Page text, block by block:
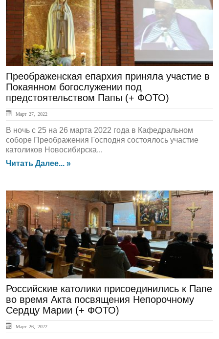
Преображенская епархия приняла участие в
Покаянном богослужении под
предстоятельством Папы (+ ФОТО)
Март 27, 2022
В ночь с 25 на 26 марта 2022 года в Кафедральном
соборе Преображения Господня состоялось участие
католиков Новосибирска...
Читать Далее... »
ГЛАВНАЯ
Российские католики присоединились к Папе
во время Акта посвящения Непорочному
Сердцу Марии (+ ФОТО)
Март 26, 2022